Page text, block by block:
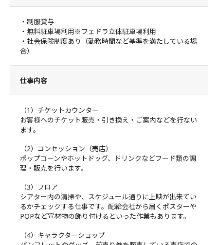
・制服貸与
・無料駐車場利用※フェドラ立体駐車場利用
・社会保険制度あり（勤務時間など基準を満たしている場
合）
仕事内容
（1）チケットカウンター
お客様へのチケット販売・引き換え・ご案内などを行ない
ます。
（2）コンセッション（売店）
ポップコーンやホットドッグ、ドリンクなどフード類の調
理・販売を行います。
（3）フロア
シアター内の清掃や、スケジュール通りに上映が出来てい
るかチェックする仕事です。配給会社から届くポスターや
POPなど宣材物の飾り付けるといった作業もあります。
（4）キャラクターショップ